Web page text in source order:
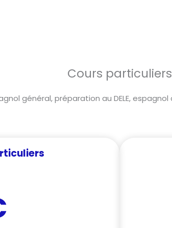
Cours particuliers
général, préparation au DELE,